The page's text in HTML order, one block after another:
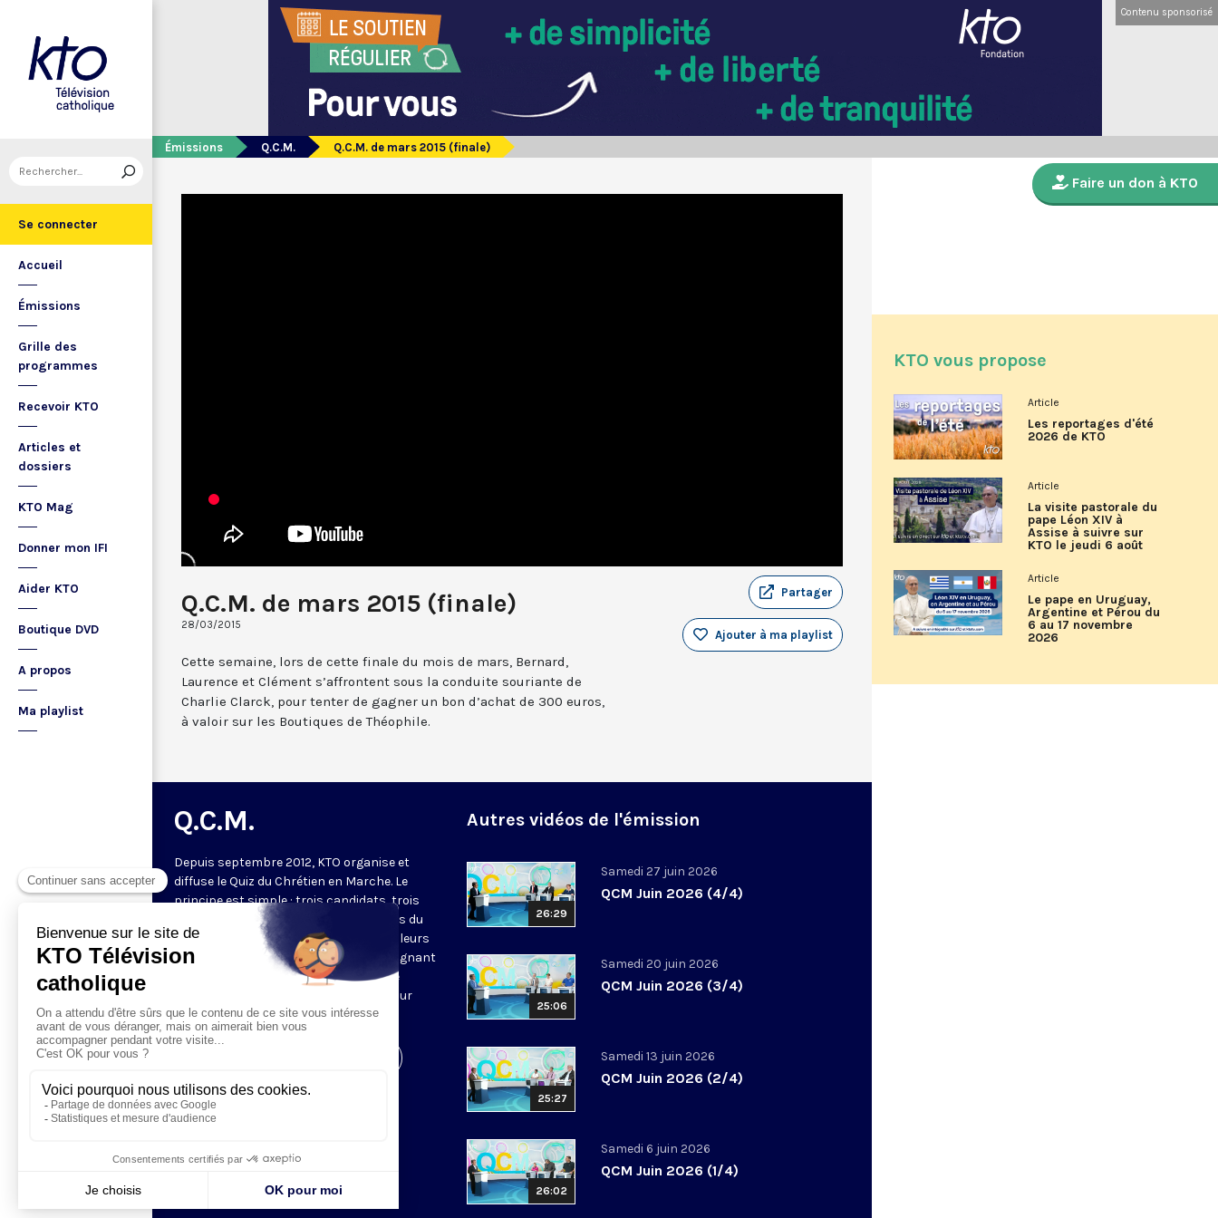
Se connecter
Accueil
Émissions
Grille des
programmes
Recevoir KTO
Articles et
dossiers
KTO Mag
Donner mon IFI
Aider KTO
Boutique DVD
A propos
Ma playlist
Contenu sponsorisé
Émissions Q.C.M. Q.C.M. de mars 2015 (finale)
Q.C.M. de mars 2015 (finale)
28/03/2015
Partager
Ajouter à ma playlist
Cette semaine, lors de cette finale du mois de mars, Bernard,
Laurence et Clément s’affrontent sous la conduite souriante de
Charlie Clarck, pour tenter de gagner un bon d’achat de 300 euros,
à valoir sur les Boutiques de Théophile.
Q.C.M.
Depuis septembre 2012, KTO organise et
diffuse le Quiz du Chrétien en Marche. Le
principe est simple : trois candidats, trois
manches. Les deux premières manches du
jeu permettent de choisir les deux meilleurs
candidats pour la manche finale. Le gagnant
de l'émission revient à la fin du mois se
confronter à deux autres gagnants pour
tenter de gagner le lot majeur.
Autres vidéos de l'émission
26:29
Samedi 27 juin 2026
QCM Juin 2026 (4/4)
25:06
Samedi 20 juin 2026
QCM Juin 2026 (3/4)
25:27
Samedi 13 juin 2026
QCM Juin 2026 (2/4)
26:02
Samedi 6 juin 2026
QCM Juin 2026 (1/4)
Faire un don à KTO
KTO vous propose
Article
Les reportages d'été
2026 de KTO
Article
La visite pastorale du
pape Léon XIV à
Assise à suivre sur
KTO le jeudi 6 août
Article
Le pape en Uruguay,
Argentine et Pérou du
6 au 17 novembre
2026